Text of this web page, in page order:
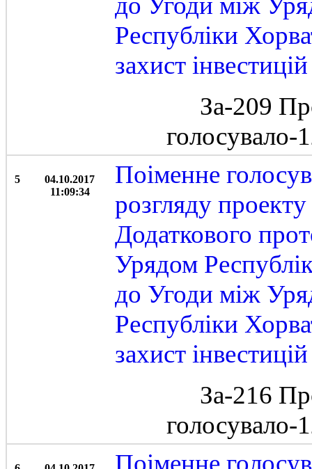
Республіки
захист
За-209
голосувало-
5
04.10.2017
11:09:34
Поіменне
розгляду
Додаткового
Урядом
до Угоди між
Республіки
захист
За-216
голосувало-
Поіменне